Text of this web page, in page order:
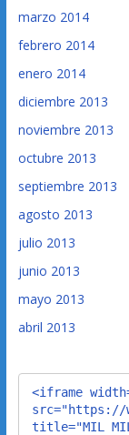
marzo 2014
febrero 2014
enero 2014
diciembre 2013
noviembre 2013
octubre 2013
septiembre 2013
agosto 2013
julio 2013
junio 2013
mayo 2013
abril 2013
<iframe
src="https://
title="MIL